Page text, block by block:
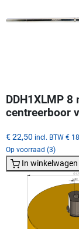
DDH1XLMP
centreerboor
€ 22,50 incl. BTW €
Op voorraad (3)
In winkelwagen